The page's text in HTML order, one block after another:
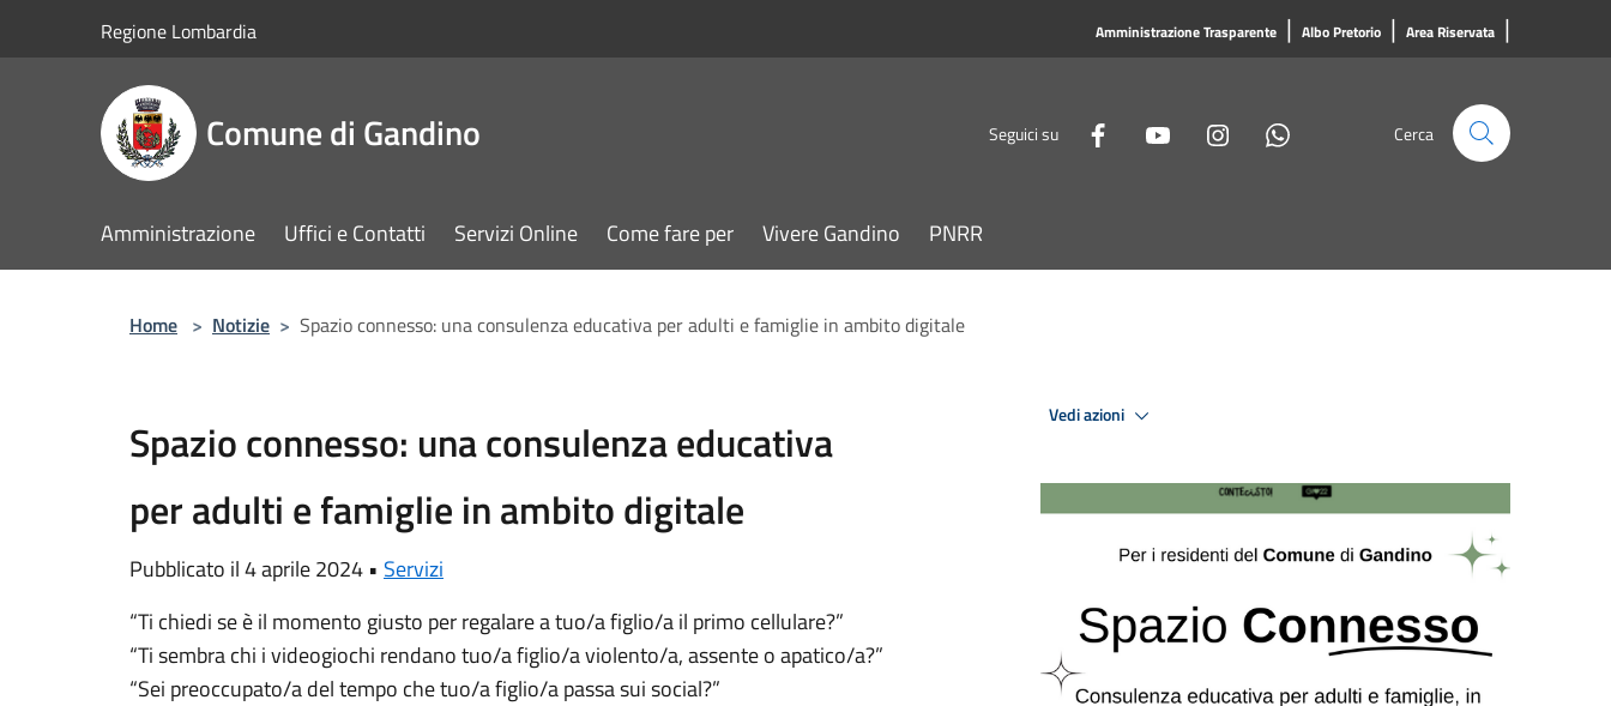
Regione Lombardia Amministrazione Trasparente | Albo Pretorio | Area Riservata |
Comune di Gandino Seguici su Cerca
Amministrazione Uffici e Contatti Servizi Online Come fare per Vivere Gandino PNRR
Home > Notizie > Spazio connesso: una consulenza educativa per adulti e famiglie in ambito digitale
Spazio connesso: una consulenza educativa
per adulti e famiglie in ambito digitale
Pubblicato il 4 aprile 2024 • Servizi
“Ti chiedi se è il momento giusto per regalare a tuo/a figlio/a il primo cellulare?”
“Ti sembra chi i videogiochi rendano tuo/a figlio/a violento/a, assente o apatico/a?”
“Sei preoccupato/a del tempo che tuo/a figlio/a passa sui social?”
Vedi azioni